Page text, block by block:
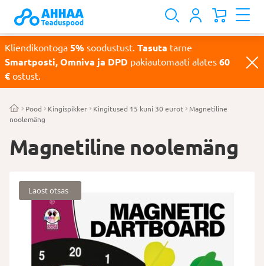
Kliendikontoga 5% soodustust. Tasuta tarne
Smartposti, Omniva ja DPD pakiautomaati alates 60
€ ostust.
Pood Kingispikker Kingitused 15 kuni 30 eurot
Magnetiline
noolemäng
Magnetiline noolemäng
Laost otsas